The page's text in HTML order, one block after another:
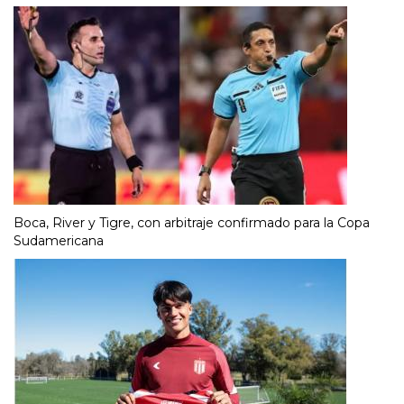
Boca, River y Tigre, con arbitraje confirmado para la Copa
Sudamericana